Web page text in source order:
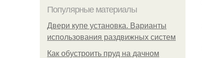
Популярные материалы
Двери купе установка. Варианты
использования раздвижных систем
Как обустроить пруд на дачном